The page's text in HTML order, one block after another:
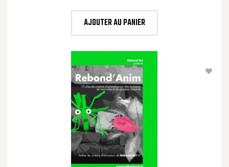
AJOUTER AU PANIER